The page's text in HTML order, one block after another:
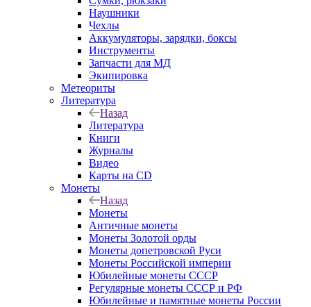
Наушники
Чехлы
Аккумуляторы, зарядки, боксы
Инструменты
Запчасти для МД
Экипировка
Метеориты
Литература
Назад
Литература
Книги
Журналы
Видео
Карты на CD
Монеты
Назад
Монеты
Античные монеты
Монеты Золотой орды
Монеты допетровской Руси
Монеты Российской империи
Юбилейные монеты СССР
Регулярные монеты СССР и РФ
Юбилейные и памятные монеты России